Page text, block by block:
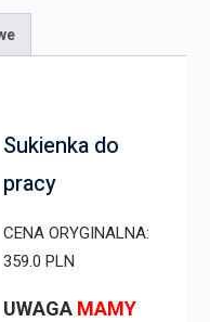
Sukienka do
pracy
CENA ORYGINALNA:
359.0 PLN
UWAGA MAMY